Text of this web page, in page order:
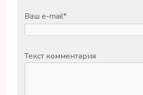
Ваш e-mail*
Текст комментария